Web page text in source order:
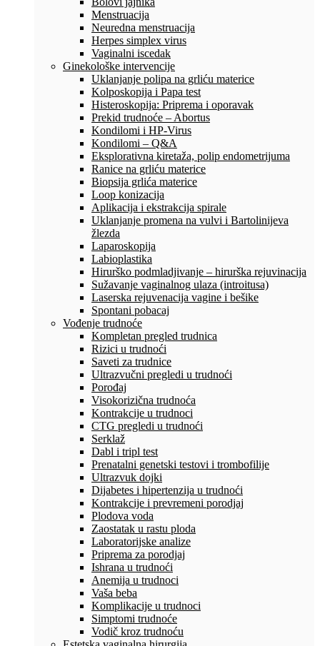
Menstruacija
Neuredna menstruacija
Herpes simplex virus
Vaginalni iscedak
Ginekološke intervencije
Uklanjanje polipa na grliću materice
Kolposkopija i Papa test
Histeroskopija: Priprema i oporavak
Prekid trudnoće – Abortus
Kondilomi i HP-Virus
Kondilomi – Q&A
Eksplorativna kiretaža, polip endometrijuma
Ranice na grliću materice
Biopsija grlića materice
Loop konizacija
Aplikacija i ekstrakcija spirale
Uklanjanje promena na vulvi i Bartolinijeva
žlezda
Laparoskopija
Labioplastika
Hirurško podmladjivanje – hirurška rejuvinacija
Sužavanje vaginalnog ulaza (introitusa)
Laserska rejuvenacija vagine i bešike
Spontani pobacaj
Vođenje trudnoće
Kompletan pregled trudnica
Rizici u trudnoći
Saveti za trudnice
Ultrazvučni pregledi u trudnoći
Porođaj
Visokorizična trudnoća
Kontrakcije u trudnoci
CTG pregledi u trudnoći
Serklaž
Dabl i tripl test
Prenatalni genetski testovi i trombofilije
Ultrazvuk dojki
Dijabetes i hipertenzija u trudnoći
Kontrakcije i prevremeni porodjaj
Plodova voda
Zaostatak u rastu ploda
Laboratorijske analize
Priprema za porodjaj
Ishrana u trudnoći
Anemija u trudnoci
Vaša beba
Komplikacije u trudnoci
Simptomi trudnoće
Vodič kroz trudnoću